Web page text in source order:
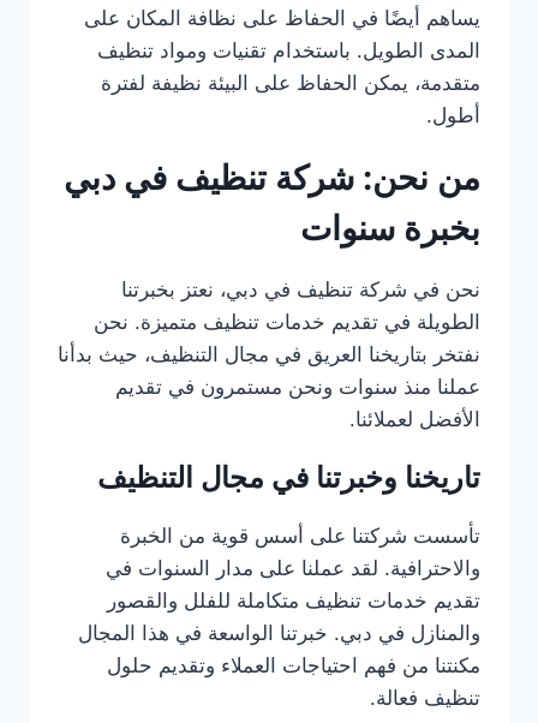
يساهم أيضًا في الحفاظ على نظافة المكان على
المدى الطويل. باستخدام تقنيات ومواد تنظيف
متقدمة، يمكن الحفاظ على البيئة نظيفة لفترة
أطول.
من نحن: شركة تنظيف في دبي
بخبرة سنوات
نحن في شركة تنظيف في دبي، نعتز بخبرتنا
الطويلة في تقديم خدمات تنظيف متميزة. نحن
نفتخر بتاريخنا العريق في مجال التنظيف، حيث بدأنا
عملنا منذ سنوات ونحن مستمرون في تقديم
الأفضل لعملائنا.
تاريخنا وخبرتنا في مجال التنظيف
تأسست شركتنا على أسس قوية من الخبرة
والاحترافية. لقد عملنا على مدار السنوات في
تقديم خدمات تنظيف متكاملة للفلل والقصور
والمنازل في دبي. خبرتنا الواسعة في هذا المجال
مكنتنا من فهم احتياجات العملاء وتقديم حلول
تنظيف فعالة.